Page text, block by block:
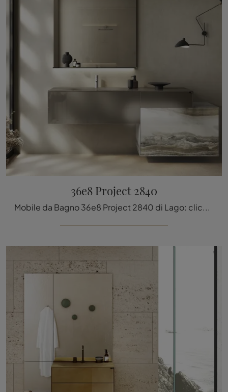
36e8 Project 2840
Mobile da Bagno 36e8 Project 2840 di Lago: clicca e scopri di più su mobili bagno sospesi in vetro e elementi accessori del marchio.